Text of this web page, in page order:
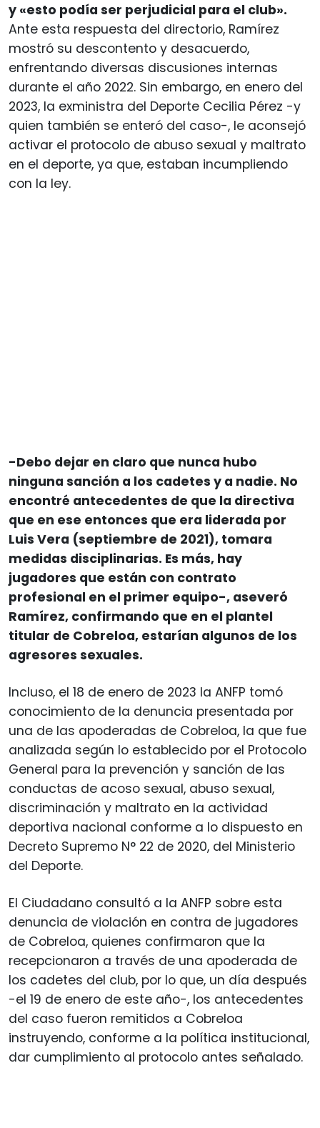
y «esto podía ser perjudicial para el club».
Ante esta respuesta del directorio, Ramírez
mostró su descontento y desacuerdo,
enfrentando diversas discusiones internas
durante el año 2022. Sin embargo, en enero del
2023, la exministra del Deporte Cecilia Pérez -y
quien también se enteró del caso-, le aconsejó
activar el protocolo de abuso sexual y maltrato
en el deporte, ya que, estaban incumpliendo
con la ley.
-Debo dejar en claro que nunca hubo
ninguna sanción a los cadetes y a nadie. No
encontré antecedentes de que la directiva
que en ese entonces que era liderada por
Luis Vera (septiembre de 2021), tomara
medidas disciplinarias. Es más, hay
jugadores que están con contrato
profesional en el primer equipo-, aseveró
Ramírez, confirmando que en el plantel
titular de Cobreloa, estarían algunos de los
agresores sexuales.
Incluso, el 18 de enero de 2023 la ANFP tomó
conocimiento de la denuncia presentada por
una de las apoderadas de Cobreloa, la que fue
analizada según lo establecido por el Protocolo
General para la prevención y sanción de las
conductas de acoso sexual, abuso sexual,
discriminación y maltrato en la actividad
deportiva nacional conforme a lo dispuesto en
Decreto Supremo N° 22 de 2020, del Ministerio
del Deporte.
El Ciudadano consultó a la ANFP sobre esta
denuncia de violación en contra de jugadores
de Cobreloa, quienes confirmaron que la
recepcionaron a través de una apoderada de
los cadetes del club, por lo que, un día después
-el 19 de enero de este año-, los antecedentes
del caso fueron remitidos a Cobreloa
instruyendo, conforme a la política institucional,
dar cumplimiento al protocolo antes señalado.